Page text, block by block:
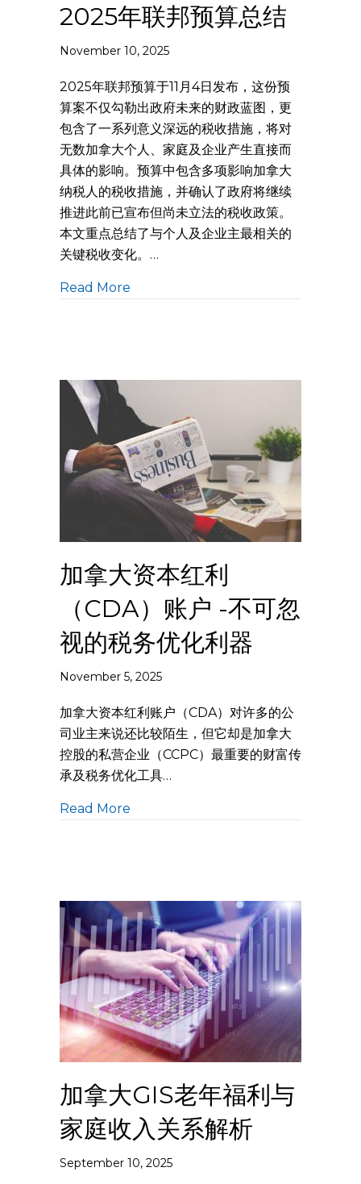
2025年联邦预算总结
November 10, 2025
2025年联邦预算于11月4日发布，这份预
算案不仅勾勒出政府未来的财政蓝图，更
包含了一系列意义深远的税收措施，将对
无数加拿大个人、家庭及企业产生直接而
具体的影响。预算中包含多项影响加拿大
纳税人的税收措施，并确认了政府将继续
推进此前已宣布但尚未立法的税收政策。
本文重点总结了与个人及企业主最相关的
关键税收变化。…
Read More
加拿大资本红利
（CDA）账户 -不可忽
视的税务优化利器
November 5, 2025
加拿大资本红利账户（CDA）对许多的公
司业主来说还比较陌生，但它却是加拿大
控股的私营企业（CCPC）最重要的财富传
承及税务优化工具…
Read More
加拿大GIS老年福利与
家庭收入关系解析
September 10, 2025